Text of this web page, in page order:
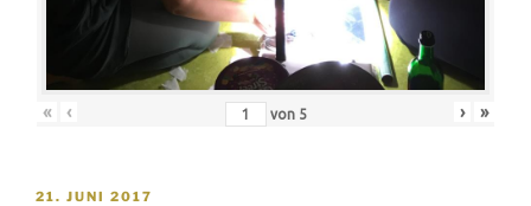
« ‹ von 5 › »
VERÖFFENTLICHT
21. JUNI 2017